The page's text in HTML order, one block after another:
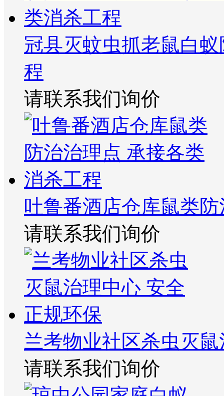
冠县灭蚊虫抓老鼠白
程
请联系我们询价
吐鲁番酒店仓库鼠类
请联系我们询价
兰考物业社区杀虫灭
请联系我们询价